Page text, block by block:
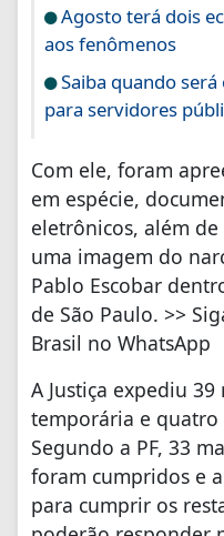
Agosto terá dois
aos fenômenos
Saiba quando será
para servidores
Com ele, foram
em espécie,
eletrônicos, além
uma imagem do
Pablo Escobar
de São Paulo. >>
Brasil no WhatsApp
A Justiça expediu
temporária e quatro
Segundo a PF, 33
foram cumpridos e
para cumprir os